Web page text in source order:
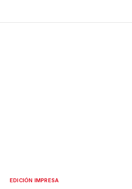
EDICIÓN IMPRESA